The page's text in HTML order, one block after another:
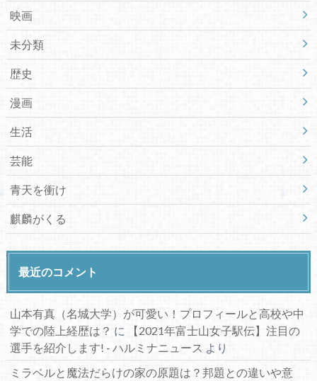
映画
未分類
歴史
漫画
生活
芸能
青天を衝け
麒麟がくる
最近のコメント
山本有真（名城大学）が可愛い！プロフィールと高校や中
学での陸上経歴は？ に
【2021年富士山女子駅伝】注目の
選手を紹介します! - ハルミナニュース より
ミラベルと魔法だらけの家の原題は？邦題との違いや意